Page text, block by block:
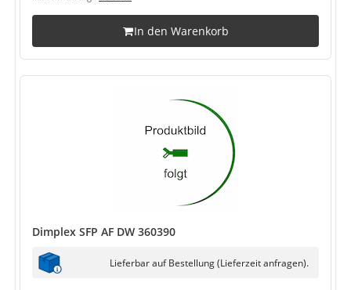
In den Warenkorb
Dimplex SFP AF DW 360390
Lieferbar auf Bestellung (Lieferzeit anfragen).